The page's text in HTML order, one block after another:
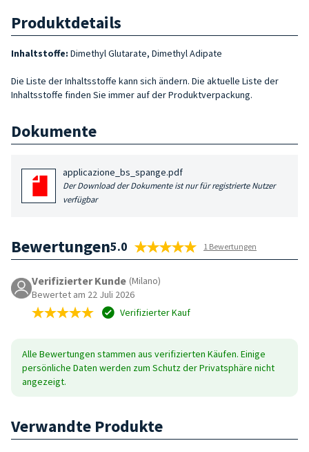
Produktdetails
Inhaltstoffe: Dimethyl Glutarate, Dimethyl Adipate
Die Liste der Inhaltsstoffe kann sich ändern. Die aktuelle Liste der
Inhaltsstoffe finden Sie immer auf der Produktverpackung.
Dokumente
applicazione_bs_spange.pdf
Der Download der Dokumente ist nur für registrierte Nutzer
verfügbar
Bewertungen5.0 1 Bewertungen
Verifizierter Kunde (Milano)
Bewertet am 22 Juli 2026
Verifizierter Kauf
Alle Bewertungen stammen aus verifizierten Käufen. Einige
persönliche Daten werden zum Schutz der Privatsphäre nicht
angezeigt.
Verwandte Produkte